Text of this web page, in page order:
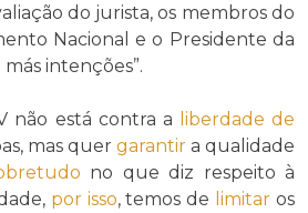
do jurista, os membros do
Nacional e o Presidente da
intenções”.
não está contra a
liberdade de
mas quer garantir a qualidade
no que diz respeito à
por isso, temos de limitar os